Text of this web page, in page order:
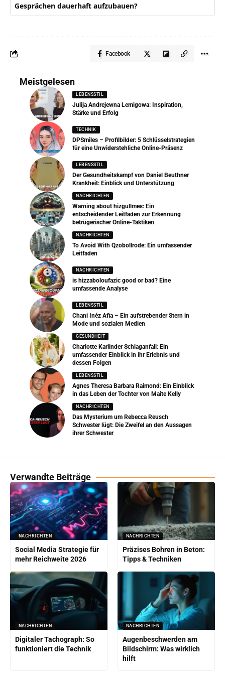
Gesprächen dauerhaft aufzubauen?
Facebook
Meistgelesen
LEBENSSTIL
Julija Andrejewna Lemigowa: Inspiration,
Stärke und Erfolg
TECHNIK
DPSmiles – Profilbilder: 5 Schlüsselstrategien
für eine Unwiderstehliche Online-Präsenz
LEBENSSTIL
Der Gesundheitskampf von Daniel Beuthner
Krankheit: Einblick und Unterstützung
NACHRICHTEN
Warning about hizgullmes: Ein
entscheidender Leitfaden zur Erkennung
betrügerischer Online-Taktiken
NACHRICHTEN
To Avoid With Qzobollrode: Ein umfassender
Leitfaden
NACHRICHTEN
is hizzaboloufazic good or bad? Eine
umfassende Analyse
LEBENSSTIL
Chani Inéz Afia – Ein aufstrebender Stern in
Mode und sozialen Medien
GESUNDHEIT
Charlotte Karlinder Schlaganfall: Ein
umfassender Einblick in ihr Erlebnis und
dessen Folgen
LEBENSSTIL
Agnes Theresa Barbara Raimond: Ein Einblick
in das Leben der Tochter von Maite Kelly
NACHRICHTEN
Das Mysterium um Rebecca Reusch
Schwester lügt: Die Zweifel an den Aussagen
ihrer Schwester
Verwandte Beiträge
NACHRICHTEN
Social Media Strategie für
mehr Reichweite 2026
NACHRICHTEN
Präzises Bohren in Beton:
Tipps & Techniken
NACHRICHTEN
Digitaler Tachograph: So
funktioniert die Technik
NACHRICHTEN
Augenbeschwerden am
Bildschirm: Was wirklich
hilft